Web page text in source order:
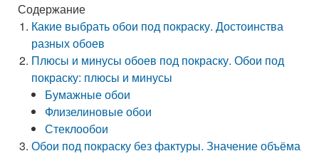
Содержание
Какие выбрать обои под покраску. Достоинства
разных обоев
Плюсы и минусы обоев под покраску. Обои под
покраску: плюсы и минусы
Бумажные обои
Флизелиновые обои
Стеклообои
Обои под покраску без фактуры. Значение объёма